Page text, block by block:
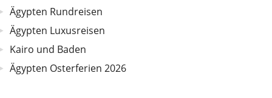
Ägypten Rundreisen
Ägypten Luxusreisen
Kairo und Baden
Ägypten Osterferien 2026